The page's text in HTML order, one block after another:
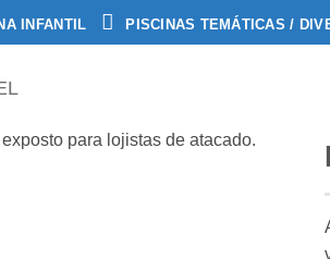
INFANTIL PISCINAS TEMÁTICAS /